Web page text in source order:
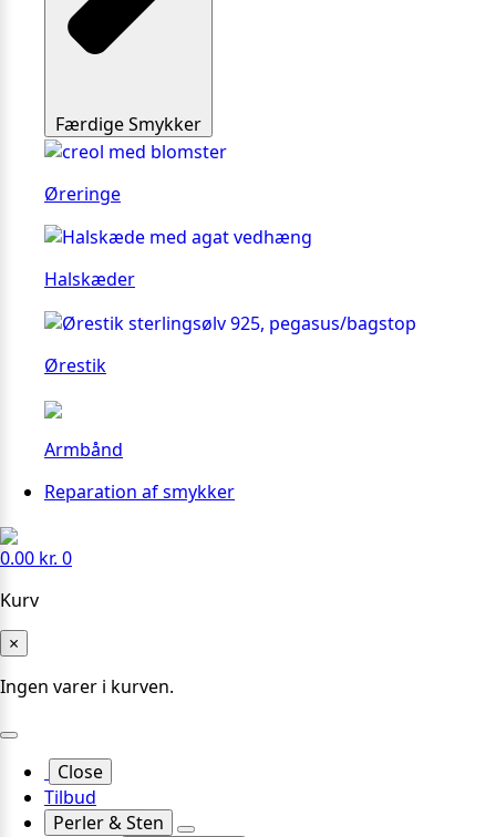
Færdige Smykker
Øreringe
Halskæder
Ørestik
Armbånd
Reparation af smykker
0.00 kr. 0
Kurv
×
Ingen varer i kurven.
Close
Tilbud
Perler & Sten